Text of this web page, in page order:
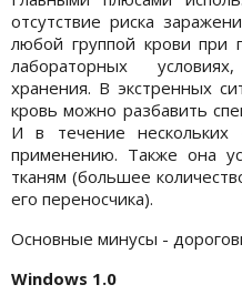
отсутствие риска
любой группой крови при
лабораторных
хранения. В экстренных
кровь можно разбавить
И в течение нескольких
применению. Также она
тканям (большее
его переносчика).
Основные минусы -
Windows 1.0